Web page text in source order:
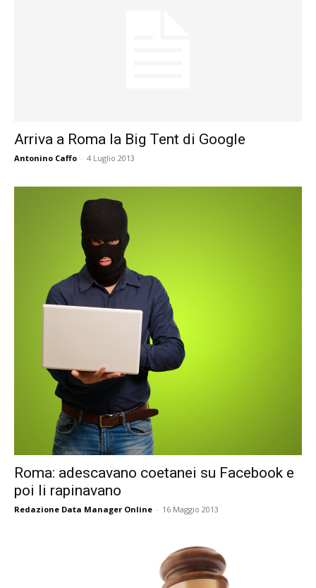
Arriva a Roma la Big Tent di Google
Antonino Caffo - 4 Luglio 2013
Roma: adescavano coetanei su Facebook e
poi li rapinavano
Redazione Data Manager Online - 16 Maggio 2013